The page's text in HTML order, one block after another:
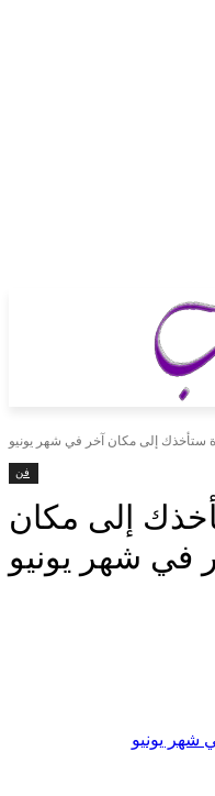
إلى مكان
شهر يونيو